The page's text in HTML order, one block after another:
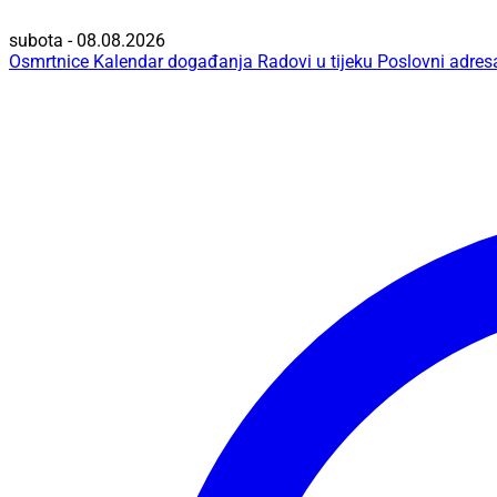
subota - 08.08.2026
Osmrtnice Kalendar događanja Radovi u tijeku Poslovni